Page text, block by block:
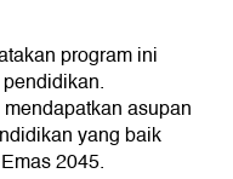
program ini
asupan
yang baik
2045.